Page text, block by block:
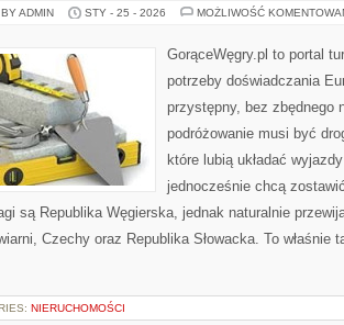
ADMIN STY - 25 - 2026 MOŻLIWOŚĆ
GorąceWęgry.pl to portal
potrzeby doświadczania
przystępny, bez zbędnego
podróżowanie musi być
które lubią układać
jednocześnie chcą
są Republika Węgierska, jednak naturalnie
Czechy oraz Republika Słowacka. To właśnie
NIERUCHOMOŚCI